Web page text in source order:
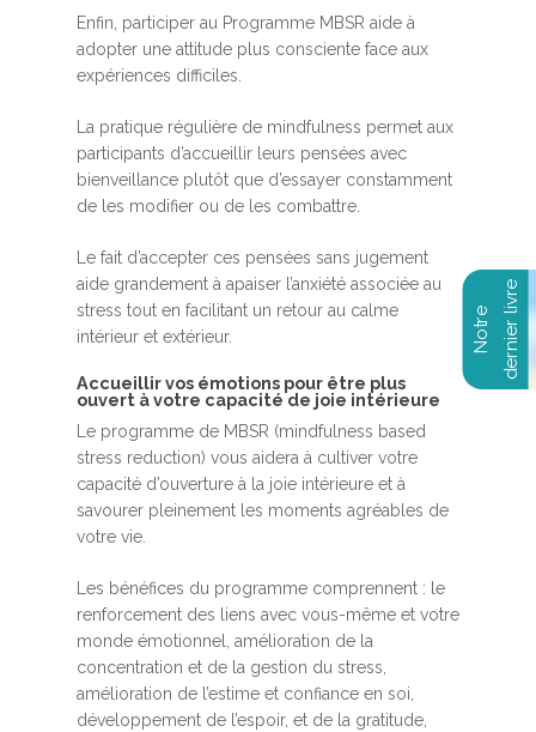
Enfin, participer au Programme MBSR aide à
adopter une attitude plus consciente face aux
expériences difficiles.
La pratique régulière de mindfulness permet aux
participants d’accueillir leurs pensées avec
bienveillance plutôt que d’essayer constamment
de les modifier ou de les combattre.
Le fait d’accepter ces pensées sans jugement
aide grandement à apaiser l’anxiété associée au
stress tout en facilitant un retour au calme
intérieur et extérieur.
Accueillir vos émotions pour être plus
ouvert à votre capacité de joie intérieure
Le programme de MBSR (mindfulness based
stress reduction) vous aidera à cultiver votre
capacité d’ouverture à la joie intérieure et à
savourer pleinement les moments agréables de
votre vie.
Les bénéfices du programme comprennent : le
renforcement des liens avec vous-même et votre
monde émotionnel, amélioration de la
concentration et de la gestion du stress,
amélioration de l’estime et confiance en soi,
développement de l’espoir, et de la gratitude,